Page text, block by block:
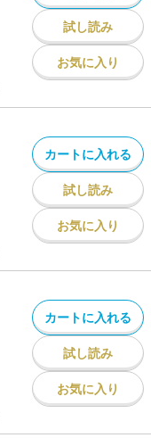
試し読み
お気に入り
カートに入れる
試し読み
お気に入り
カートに入れる
試し読み
お気に入り